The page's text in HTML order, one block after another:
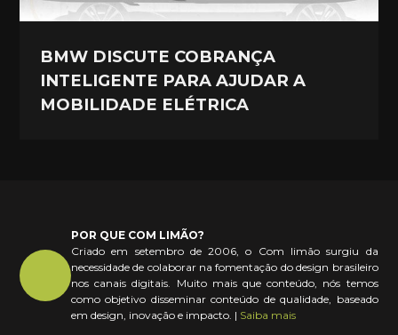
BMW DISCUTE COBRANÇA
INTELIGENTE PARA AJUDAR A
MOBILIDADE ELÉTRICA
POR QUE COM LIMÃO?
Criado em setembro de 2006, o Com limão surgiu da
necessidade de colaborar na fomentação do design brasileiro
nos canais digitais. Muito mais que conteúdo, nós temos
como objetivo disseminar conteúdo de qualidade, baseado
em design, inovação e impacto. | Saiba mais